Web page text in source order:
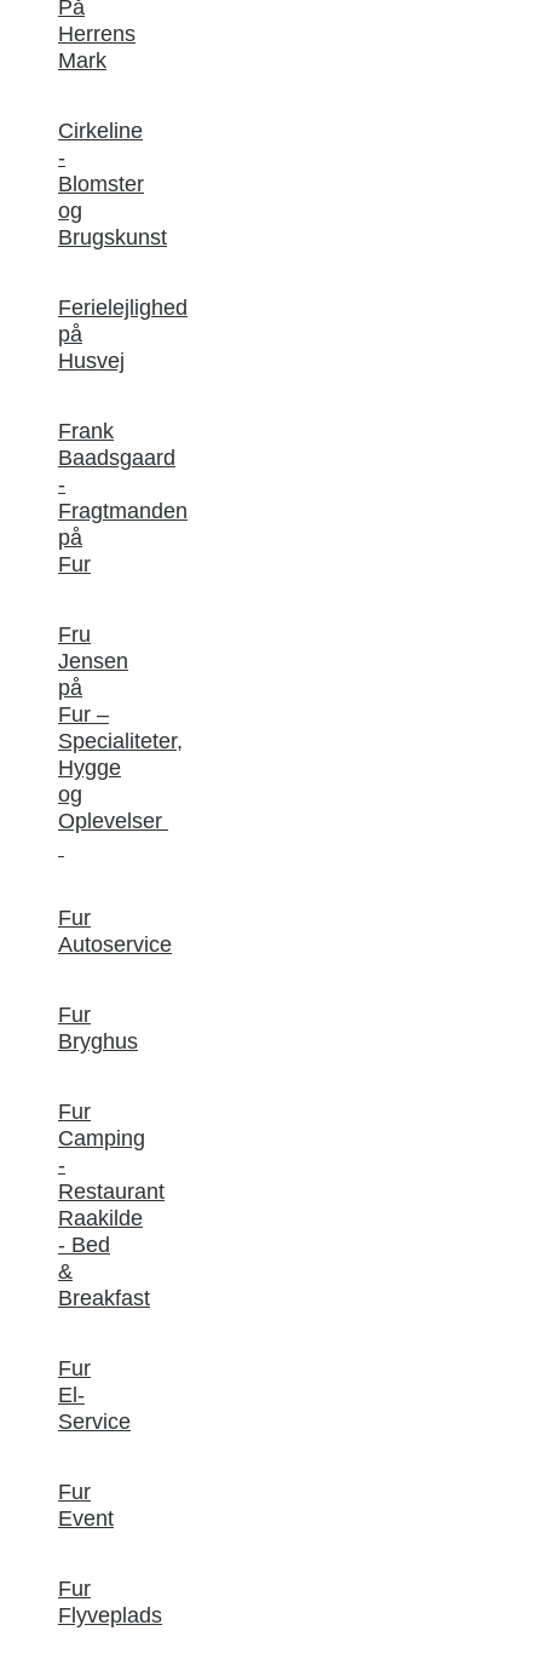
På
Herrens
Mark
Cirkeline
-
Blomster
og
Brugskunst
Ferielejlighed
på
Husvej
Frank
Baadsgaard
-
Fragtmanden
på
Fur
Fru
Jensen
på
Fur –
Specialiteter,
Hygge
og
Oplevelser
Fur
Autoservice
Fur
Bryghus
Fur
Camping
-
Restaurant
Raakilde
- Bed
&
Breakfast
Fur
El-
Service
Fur
Event
Fur
Flyveplads